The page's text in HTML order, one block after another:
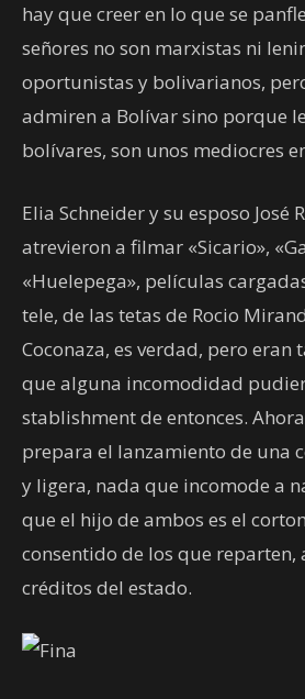
hay que creer en lo que se
señores no son marxistas ni
oportunistas y bolivarianos,
admiren a Bolívar sino porque
bolívares, son unos mediocres
Elia Schneider y su esposo José
atrevieron a filmar «Sicario»,
«Huelepega», películas
tele, de las tetas de Rocio
Coconaza, es verdad, pero
que alguna incomodidad
stablishment de entonces.
prepara el lanzamiento de una
y ligera, nada que incomode a
que el hijo de ambos es el
consentido de los que reparten,
créditos del estado.